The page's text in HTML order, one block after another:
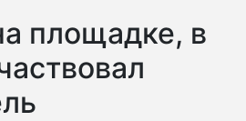
площадке, в